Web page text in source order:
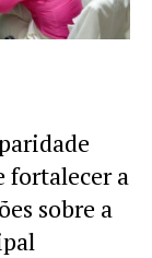
fortalecer a
sobre a